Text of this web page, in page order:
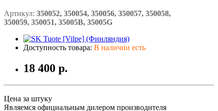
Артикул: 350052, 350054, 350056, 350057, 350058,
350059, 350051, 35005B, 35005G
Доступность товара: В наличии есть
18 400 р.
Цена за штуку
Являемся официальным дилером производителя